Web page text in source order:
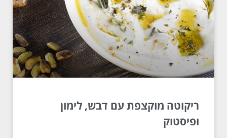
ריקוטה מוקצפת עם דבש, לימון
ופיסטוק